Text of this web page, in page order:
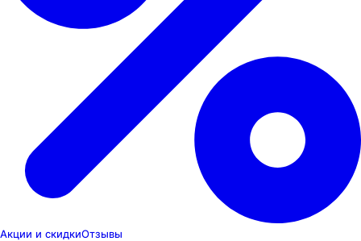
Акции и скидкиОтзывы